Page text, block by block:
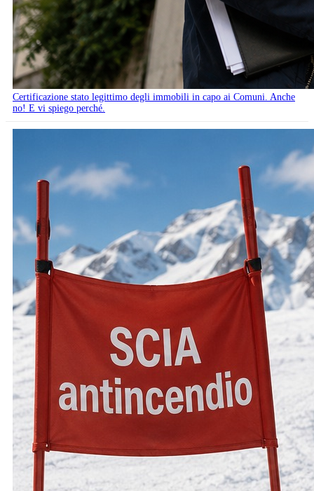
Certificazione stato legittimo degli immobili in capo ai Comuni. Anche
no! E vi spiego perché.